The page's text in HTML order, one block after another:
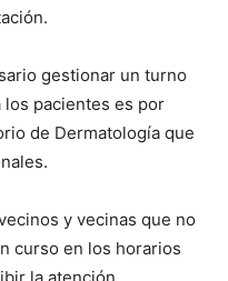
gestionar un turno
los pacientes es por
de Dermatología que
y vecinas que no
curso en los horarios